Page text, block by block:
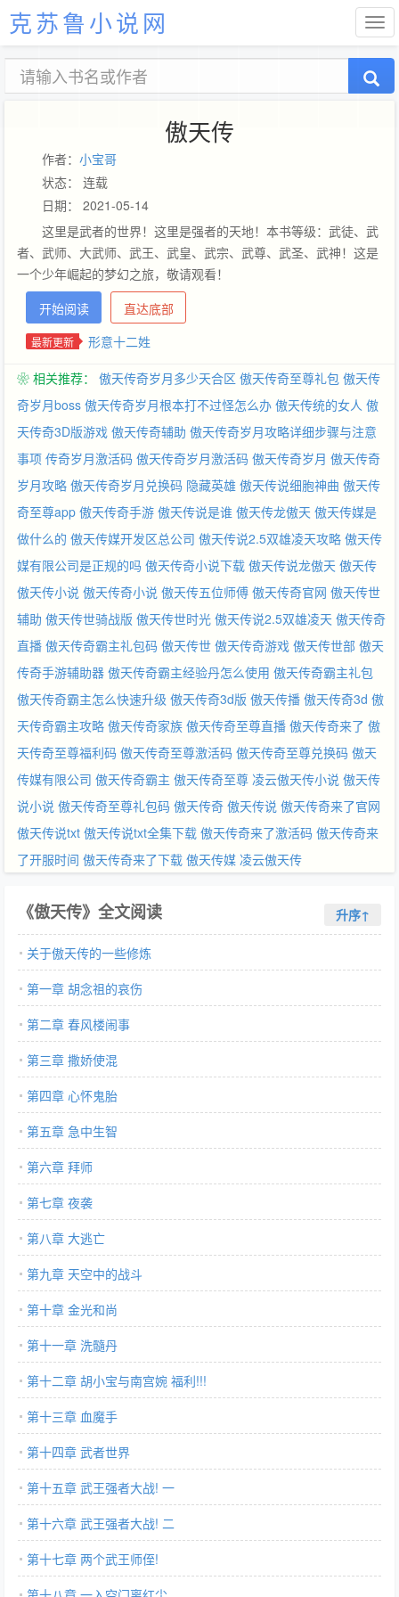
克苏鲁小说网
傲天传
作者： 小宝哥
状态： 连载
日期： 2021-05-14
这里是武者的世界！这里是强者的天地！本书等级：武徒、武
者、武师、大武师、武王、武皇、武宗、武尊、武圣、武神！这是
一个少年崛起的梦幻之旅，敬请观看！
开始阅读
直达底部
最新更新 形意十二姓
❀ 相关推荐： 傲天传奇岁月多少天合区 傲天传奇至尊礼包 傲天传
奇岁月boss 傲天传奇岁月根本打不过怪怎么办 傲天传统的女人 傲
天传奇3D版游戏 傲天传奇辅助 傲天传奇岁月攻略详细步骤与注意
事项 传奇岁月激活码 傲天传奇岁月激活码 傲天传奇岁月 傲天传奇
岁月攻略 傲天传奇岁月兑换码 隐藏英雄 傲天传说细胞神曲 傲天传
奇至尊app 傲天传奇手游 傲天传说是谁 傲天传龙傲天 傲天传媒是
做什么的 傲天传媒开发区总公司 傲天传说2.5双雄凌天攻略 傲天传
媒有限公司是正规的吗 傲天传奇小说下载 傲天传说龙傲天 傲天传
傲天传小说 傲天传奇小说 傲天传五位师傅 傲天传奇官网 傲天传世
辅助 傲天传世骑战版 傲天传世时光 傲天传说2.5双雄凌天 傲天传奇
直播 傲天传奇霸主礼包码 傲天传世 傲天传奇游戏 傲天传世部 傲天
传奇手游辅助器 傲天传奇霸主经验丹怎么使用 傲天传奇霸主礼包
傲天传奇霸主怎么快速升级 傲天传奇3d版 傲天传播 傲天传奇3d 傲
天传奇霸主攻略 傲天传奇家族 傲天传奇至尊直播 傲天传奇来了 傲
天传奇至尊福利码 傲天传奇至尊激活码 傲天传奇至尊兑换码 傲天
传媒有限公司 傲天传奇霸主 傲天传奇至尊 凌云傲天传小说 傲天传
说小说 傲天传奇至尊礼包码 傲天传奇 傲天传说 傲天传奇来了官网
傲天传说txt 傲天传说txt全集下载 傲天传奇来了激活码 傲天传奇来
了开服时间 傲天传奇来了下载 傲天传媒 凌云傲天传
《傲天传》全文阅读 升序↑
关于傲天传的一些修炼
第一章 胡念祖的哀伤
第二章 春风楼闹事
第三章 撒娇使混
第四章 心怀鬼胎
第五章 急中生智
第六章 拜师
第七章 夜袭
第八章 大逃亡
第九章 天空中的战斗
第十章 金光和尚
第十一章 洗髓丹
第十二章 胡小宝与南宫婉 福利!!!
第十三章 血魔手
第十四章 武者世界
第十五章 武王强者大战! 一
第十六章 武王强者大战! 二
第十七章 两个武王师侄!